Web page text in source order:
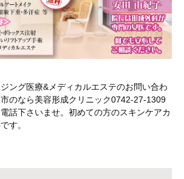
ング医療&メディカルエステのお問い合わ
のなら美容形成クリニック0742-27-1309
話下さいませ。初めての方のスキンケアカ
す。